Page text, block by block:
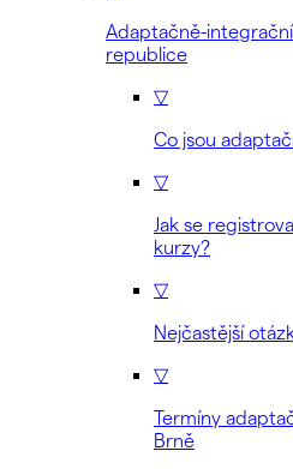
Adaptačně-
republice
▽
Co jsou
▽
Jak se
kurzy?
▽
Nejčastější
▽
Termíny
Brně